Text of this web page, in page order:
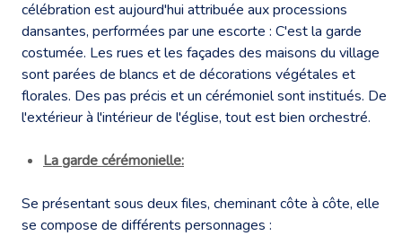
célébration est aujourd'hui attribuée aux processions
dansantes, performées par une escorte : C'est la garde
costumée. Les rues et les façades des maisons du village
sont parées de blancs et de décorations végétales et
florales. Des pas précis et un cérémoniel sont institués. De
l'extérieur à l'intérieur de l'église, tout est bien orchestré.
La garde cérémonielle:
Se présentant sous deux files, cheminant côte à côte, elle
se compose de différents personnages :